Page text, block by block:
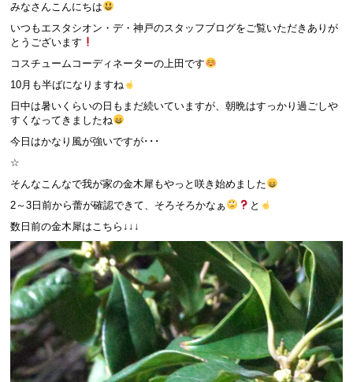
みなさんこんにちは
いつもエスタシオン・デ・神戸のスタッフブログをご覧いただきありが
とうございます
コスチュームコーディネーターの上田です
10月も半ばになりますね
日中は暑いくらいの日もまだ続いていますが、朝晩はすっかり過ごしや
すくなってきましたね
今日はかなり風が強いですが･･･
☆
そんなこんなで我が家の金木犀もやっと咲き始めました
2～3日前から蕾が確認できて、そろそろかなぁ
と
数日前の金木犀はこちら↓↓↓